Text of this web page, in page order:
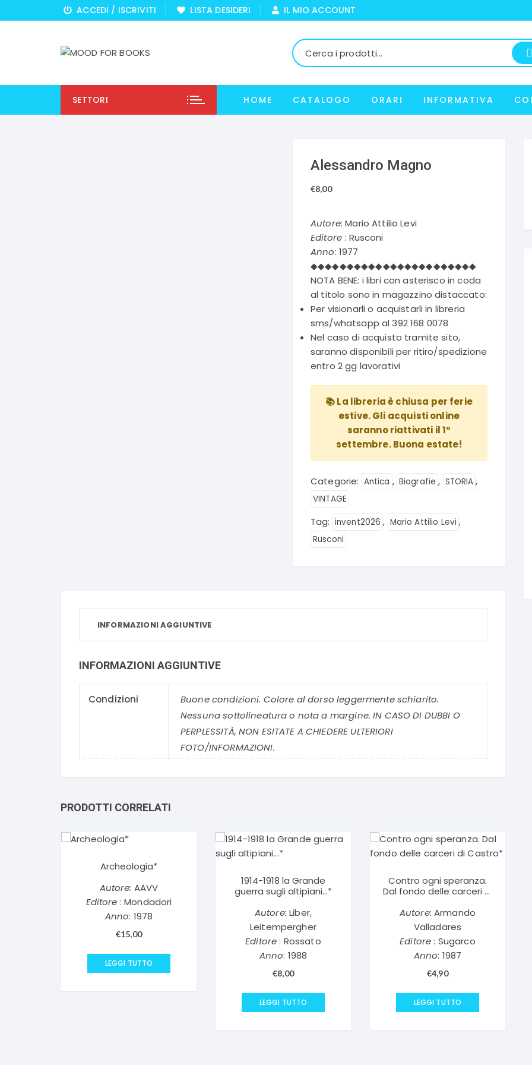
al
ACCEDI / ISCRIVITI LISTA DESIDERI IL MIO ACCOUNT
SETTORI HOME CATALOGO ORARI INFORMATIVA
Alessandro Magno
€8,00
Autore: Mario Attilio Levi
Editore: Rusconi
Anno: 1977
◆◆◆◆◆◆◆◆◆◆◆◆◆◆◆◆◆◆◆◆◆◆◆
NOTA BENE: i libri con asterisco in coda
al titolo sono in magazzino distaccato:
Per visionarli o acquistarli in libreria
sms/whatsapp al 392 168 0078
Nel caso di acquisto tramite sito,
saranno disponibili per ritiro/spedizione
entro 2 gg lavorativi
📚 La libreria è chiusa per ferie
estive. Gli acquisti online
saranno riattivati il 1°
settembre. Buona estate!
Categorie: Antica , Biografie , STORIA ,
VINTAGE
Tag: invent2026 , Mario Attilio Levi ,
Rusconi
INFORMAZIONI AGGIUNTIVE
INFORMAZIONI AGGIUNTIVE
Condizioni
Buone condizioni. Colore al dorso leggermente schiarito.
Nessuna sottolineatura o nota a margine. IN CASO DI DUBBI O
PERPLESSITÀ, NON ESITATE A CHIEDERE ULTERIORI
FOTO/INFORMAZIONI.
PRODOTTI CORRELATI
Archeologia*
Autore: AAVV
Editore : Mondadori
Anno: 1978
€15,00
LEGGI TUTTO
1914-1918 la Grande
guerra sugli altipiani…*
Autore: Liber,
Leitempergher
Editore: Rossato
Anno: 1988
€8,00
LEGGI TUTTO
Contro ogni speranza.
Dal fondo delle carceri di
Autore: Armando
Valladares
Editore: Sugarco
Anno: 1987
€4,90
LEGGI TUTTO